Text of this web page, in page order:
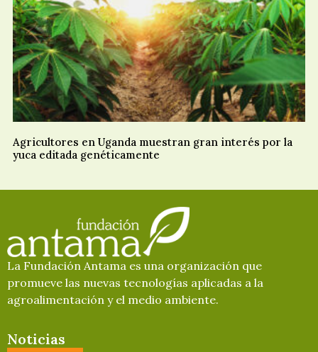
Agricultores en Uganda muestran gran interés por la
yuca editada genéticamente
La Fundación Antama es una organización que
promueve las nuevas tecnologías aplicadas a la
agroalimentación y el medio ambiente.
Noticias